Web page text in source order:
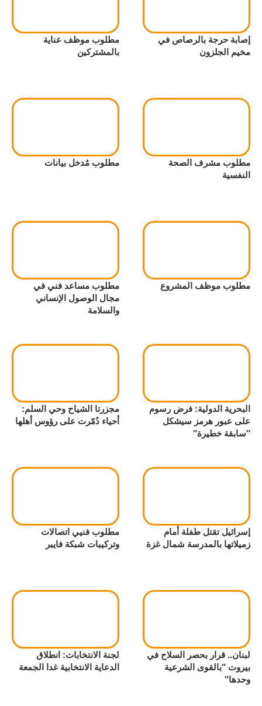
إصابة حرجة بالرصاص في
مخيم الجلزون
مطلوب موظف عناية
بالمشتركين
مطلوب مشرف الصحة
النفسية
مطلوب مُدخل بيانات
مطلوب موظف المشروع
مطلوب مساعد فني في
مجال الوصول الإنساني
والسلامة
البحرية الدولية: فرض رسوم
على عبور هرمز سيشكل
"سابقة خطيرة"
مجزرتا الشياح وحي السلم:
أحياء دُمّرت على رؤوس أهلها
إسرائيل تقتل طفلة أمام
زميلاتها بالمدرسة شمال غزة
مطلوب فنيي اتصالات
وتركيبات شبكة فايبر
لبنان.. قرار بحصر السلاح في
بيروت "بالقوى الشرعية
وحدها"
لجنة الانتخابات: انطلاق
الدعاية الانتخابية غدا الجمعة